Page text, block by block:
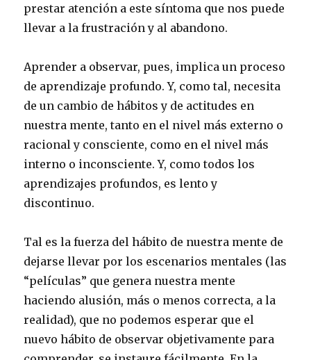
prestar atención a este síntoma que nos puede
llevar a la frustración y al abandono.
Aprender a observar, pues, implica un proceso
de aprendizaje profundo. Y, como tal, necesita
de un cambio de hábitos y de actitudes en
nuestra mente, tanto en el nivel más externo o
racional y consciente, como en el nivel más
interno o inconsciente. Y, como todos los
aprendizajes profundos, es lento y
discontinuo.
Tal es la fuerza del hábito de nuestra mente de
dejarse llevar por los escenarios mentales (las
“películas” que genera nuestra mente
haciendo alusión, más o menos correcta, a la
realidad), que no podemos esperar que el
nuevo hábito de observar objetivamente para